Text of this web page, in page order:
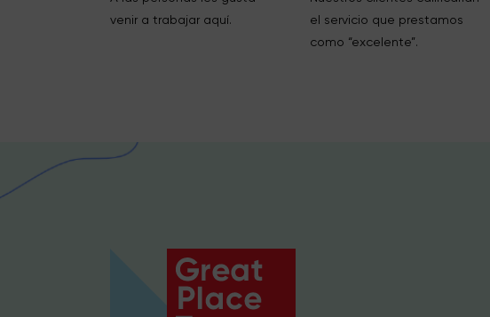
venir a trabajar aquí.
el servicio que prestamos
como “excelente”.